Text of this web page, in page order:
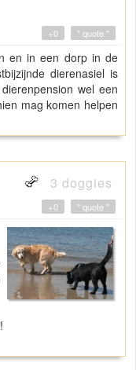
" quote "
+0
en in een dorp in de
dierenasiel is
wel een
mag komen helpen
3 doggies
" quote "
+0